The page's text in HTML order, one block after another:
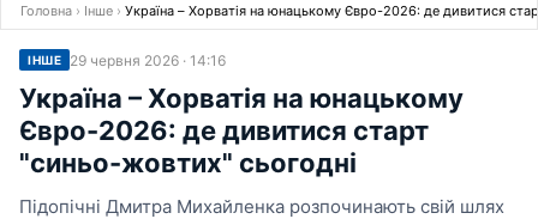
Головна › Інше › Україна – Хорватія на юнацькому Євро-2026: де дивитися
ІНШЕ 29 червня 2026 · 14:16
Україна – Хорватія на юнацькому
Євро-2026: де дивитися старт
"синьо-жовтих" сьогодні
Підопічні Дмитра Михайленка розпочинають свій шлях